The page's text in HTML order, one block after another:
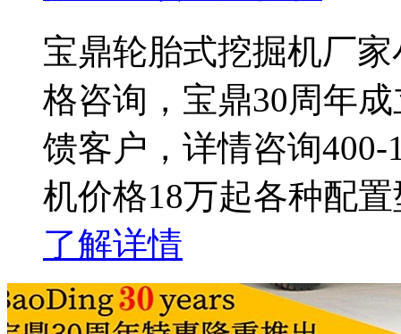
宝鼎轮胎式挖掘机厂
格咨询，宝鼎30周年
馈客户，详情咨询400-
机价格18万起各种配
了解详情